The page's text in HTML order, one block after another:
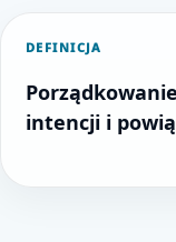
DEFINICJA
intencji i